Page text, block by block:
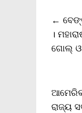
o
o
k
←
।
ଗୋଲ୍ ଓ
ରାଜ୍ୟ